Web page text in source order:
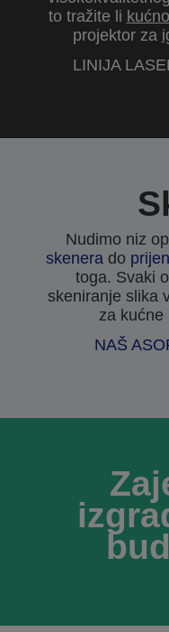
to tražite li
projektor za
LINIJA
Nudimo niz
skenerado
toga. Svaki
skeniranje slika
za kućne
NAŠ